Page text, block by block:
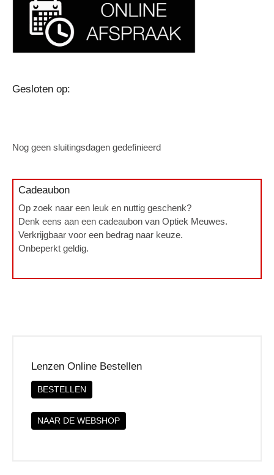
Gesloten op:
Nog geen sluitingsdagen gedefinieerd
Cadeaubon
Op zoek naar een leuk en nuttig geschenk?
Denk eens aan een cadeaubon van Optiek Meuwes.
Verkrijgbaar voor een bedrag naar keuze.
Onbeperkt geldig.
Lenzen Online Bestellen
BESTELLEN
NAAR DE WEBSHOP